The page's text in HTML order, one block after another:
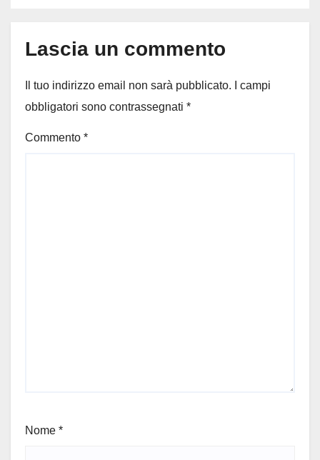
Lascia un commento
Il tuo indirizzo email non sarà pubblicato.
I campi
obbligatori sono contrassegnati *
Commento *
Nome *